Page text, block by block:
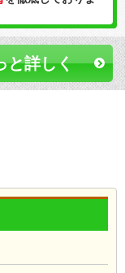
と詳しく